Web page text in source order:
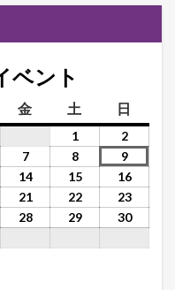
ベント
金 土 日
1
2
7 8
9
14 15
16
21 22
23
28 29
30